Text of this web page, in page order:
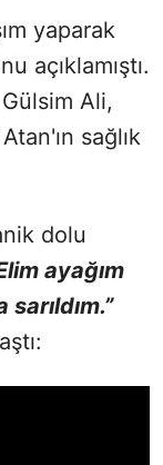
yaparak
açıklamıştı.
Ali,
sağlık
dolu
ayağım